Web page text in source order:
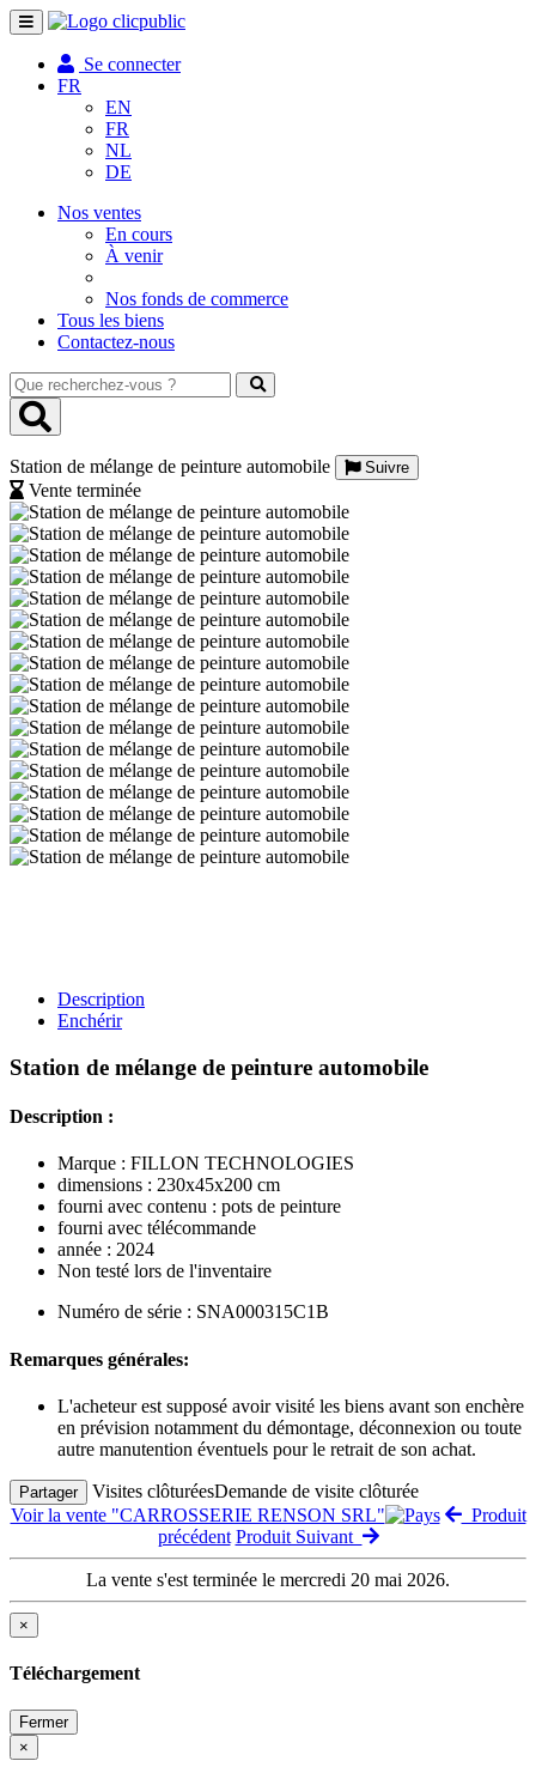
Toggle
navigation
Se connecter
FR
EN
FR
NL
DE
Nos ventes
En cours
À venir
Nos fonds de commerce
Tous les biens
Contactez-nous
Que
recherchez-
vous
Station de mélange de peinture automobile
Suivre
Vente terminée
Description
Enchérir
Station de mélange de peinture automobile
Description :
Marque : FILLON TECHNOLOGIES
dimensions : 230x45x200 cm
fourni avec contenu : pots de peinture
fourni avec télécommande
année : 2024
Non testé lors de l'inventaire
Numéro de série : SNA000315C1B
Remarques générales:
L'acheteur est supposé avoir visité les biens avant son enchère
en prévision notamment du démontage, déconnexion ou toute
autre manutention éventuels pour le retrait de son achat.
Partager Visites clôturéesDemande de visite clôturée
Voir la vente "CARROSSERIE RENSON SRL"
Produit
précédent Produit Suivant
La vente s'est terminée le mercredi 20 mai 2026.
×
Téléchargement
Fermer
×